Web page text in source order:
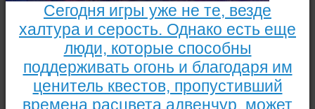
Сегодня игры уже не те, везде
халтура и серость. Однако есть еще
люди, которые способны
поддерживать огонь и благодаря им
ценитель квестов, пропустивший
времена расцвета адвенчур, может